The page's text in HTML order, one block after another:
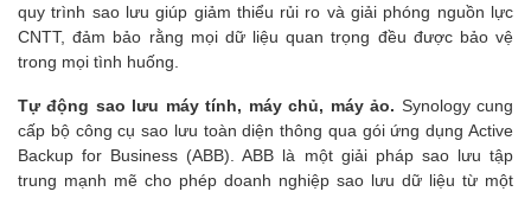
quy trình sao lưu giúp giảm thiểu rủi ro và giải phóng nguồn lực
CNTT, đảm bảo rằng mọi dữ liệu quan trọng đều được bảo vệ
trong mọi tình huống.
Tự động sao lưu máy tính, máy chủ, máy ảo. Synology cung
cấp bộ công cụ sao lưu toàn diện thông qua gói ứng dụng Active
Backup for Business (ABB). ABB là một giải pháp sao lưu tập
trung mạnh mẽ cho phép doanh nghiệp sao lưu dữ liệu từ một